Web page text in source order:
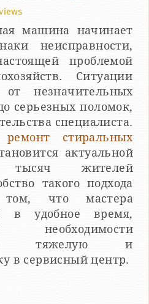
машина начинает
неисправности,
проблемой
Ситуации
незначительных
серьезных поломок,
специалиста.
ремонт стиральных
актуальной
жителей
такого подхода
что мастера
в удобное время,
тяжелую и
в сервисный центр.